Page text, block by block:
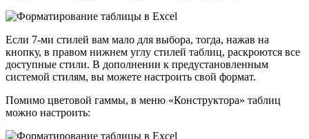
Если 7-ми стилей вам мало для выбора, тогда, нажав на
кнопку, в правом нижнем углу стилей таблиц, раскроются все
доступные стили. В дополнении к предустановленным
системой стилям, вы можете настроить свой формат.
Помимо цветовой гаммы, в меню «Конструктора» таблиц
можно настроить: